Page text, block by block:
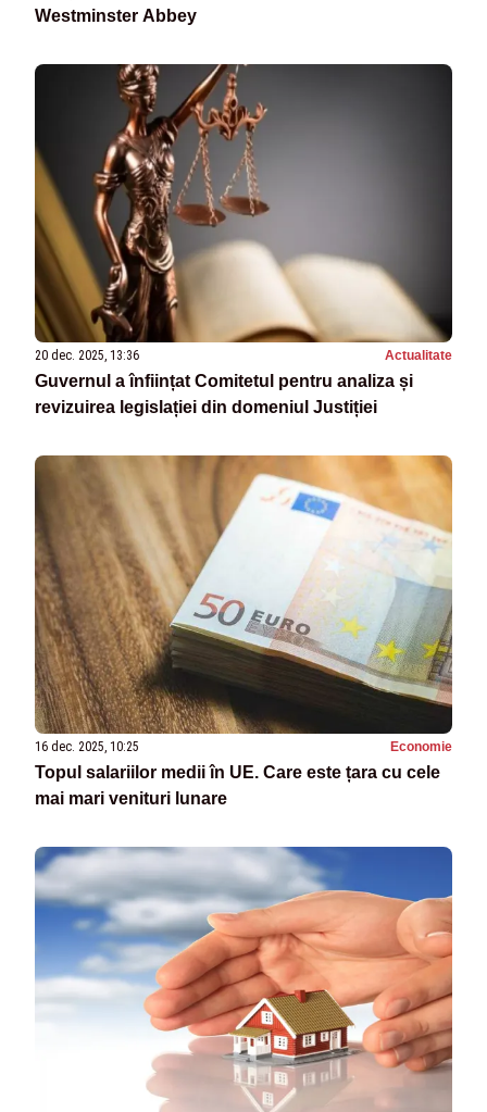
Westminster Abbey
20 dec. 2025, 13:36 Actualitate
Guvernul a înființat Comitetul pentru analiza și
revizuirea legislației din domeniul Justiției
16 dec. 2025, 10:25 Economie
Topul salariilor medii în UE. Care este țara cu cele
mai mari venituri lunare